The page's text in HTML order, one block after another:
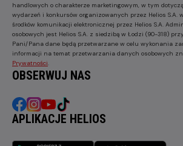
handlowych o charakterze marketingowym, w tym
wydarzeń i konkursów organizowanych przez Helios S.A.
środków komunikacji elektronicznej przez Helios S.A.
osobowych jest Helios S.A. z siedzibą w Łodzi (90-318)
Pani/Pana dane będą przetwarzane w celu wykonania
informacji na temat przetwarzania danych osobowych
Prywatności
OBSERWUJ NAS
APLIKACJE HELIOS